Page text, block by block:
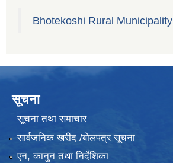
Bhotekoshi Rural Municipality
सूचना
सूचना तथा समाचार
सार्वजनिक खरीद /बोलपत्र सूचना
एन, कानुन तथा निर्देशिका